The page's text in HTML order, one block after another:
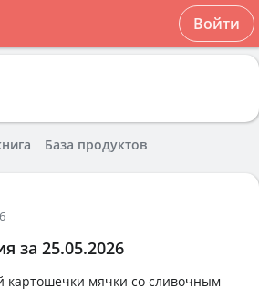
Войти
База продуктов
за 25.05.2026
картошечки мячки со сливочным